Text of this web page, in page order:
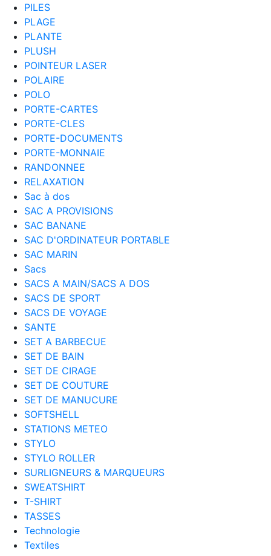
PILES
PLAGE
PLANTE
PLUSH
POINTEUR LASER
POLAIRE
POLO
PORTE-CARTES
PORTE-CLES
PORTE-DOCUMENTS
PORTE-MONNAIE
RANDONNEE
RELAXATION
Sac à dos
SAC A PROVISIONS
SAC BANANE
SAC D'ORDINATEUR PORTABLE
SAC MARIN
Sacs
SACS A MAIN/SACS A DOS
SACS DE SPORT
SACS DE VOYAGE
SANTE
SET A BARBECUE
SET DE BAIN
SET DE CIRAGE
SET DE COUTURE
SET DE MANUCURE
SOFTSHELL
STATIONS METEO
STYLO
STYLO ROLLER
SURLIGNEURS & MARQUEURS
SWEATSHIRT
T-SHIRT
TASSES
Technologie
Textiles